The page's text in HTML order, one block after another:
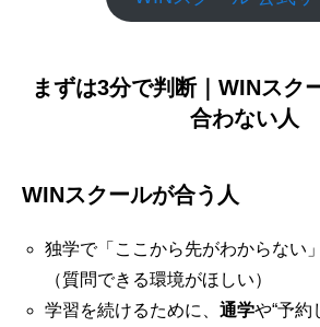
まずは3分で判断｜WINスク
合わない人
WINスクールが合う人
独学で「ここから先がわからない
（質問できる環境がほしい）
学習を続けるために、 通学や“予約